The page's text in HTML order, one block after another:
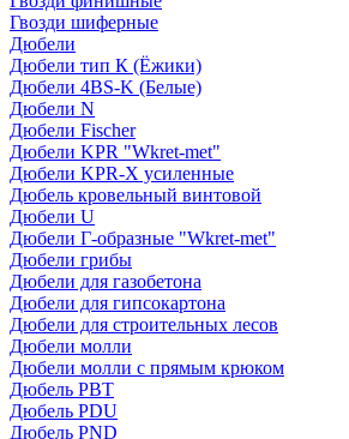
Гвозди шиферные
Дюбели
Дюбели тип К (Ёжики)
Дюбели 4BS-K (Белые)
Дюбели N
Дюбели Fischer
Дюбели KPR "Wkret-met"
Дюбели KPR-Х усиленные
Дюбель кровельный винтовой
Дюбели U
Дюбели Г-образные "Wkret-met"
Дюбели грибы
Дюбели для газобетона
Дюбели для гипсокартона
Дюбели для строительных лесов
Дюбели молли
Дюбели молли с прямым крюком
Дюбель PBT
Дюбель PDU
Дюбель PND